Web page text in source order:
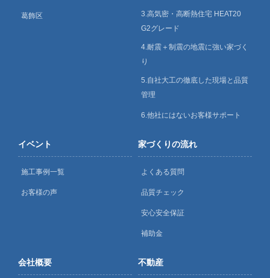
葛飾区
3.高気密・高断熱住宅 HEAT20
G2グレード
4.耐震＋制震の地震に強い家づく
り
5.自社大工の徹底した現場と品質
管理
6.他社にはないお客様サポート
イベント
施工事例一覧
お客様の声
家づくりの流れ
よくある質問
品質チェック
安心安全保証
補助金
会社概要 不動産